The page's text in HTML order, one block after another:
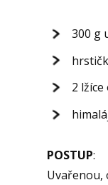
300 g
2
POSTUP:
Uvařenou,